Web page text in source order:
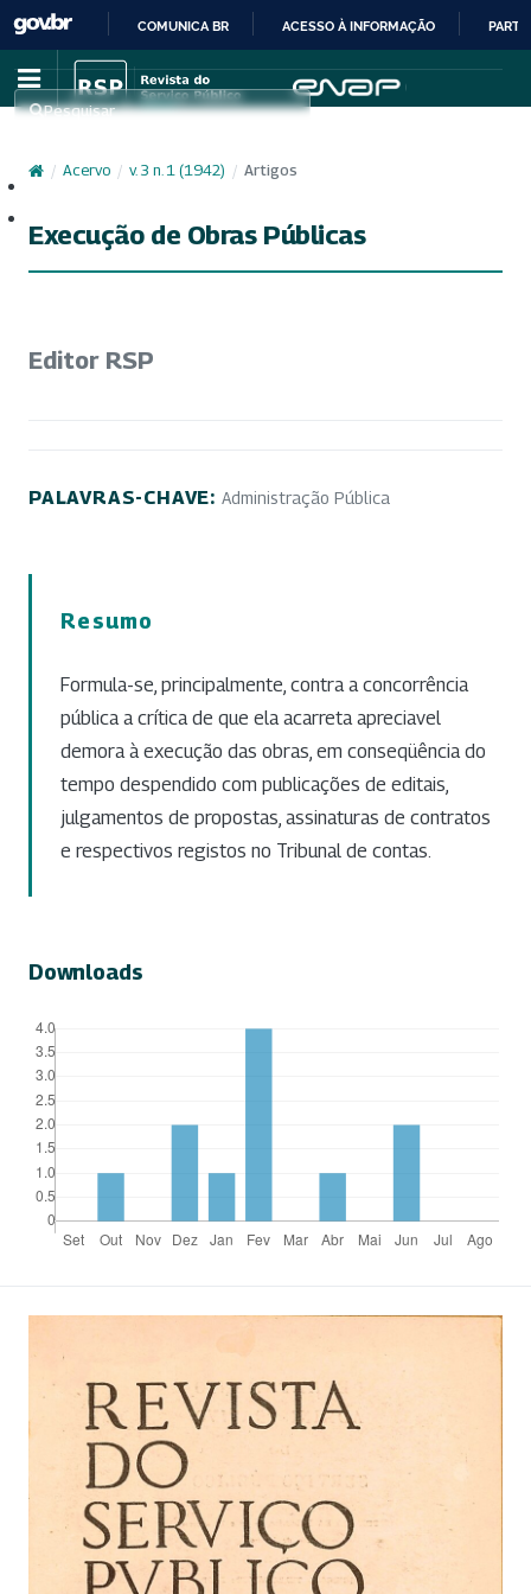
IR
PARA
CONTEÚDO
COMUNICA BR ACESSO À INFORMAÇÃO
Pesquisar
/ Acervo / v. 3 n. 1 (1942) / Artigos
Execução de Obras Públicas
Editor RSP
PALAVRAS-CHAVE: Administração Pública
Resumo
Formula-se, principalmente, contra a concorrência
pública a crítica de que ela acarreta apreciavel
demora à execução das obras, em conseqüência do
tempo despendido com publicações de editais,
julgamentos de propostas, assinaturas de contratos
e respectivos registos no Tribunal de contas.
Downloads